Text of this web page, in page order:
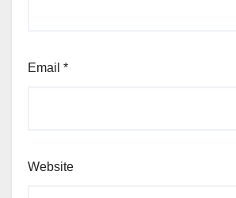
Email *
Website